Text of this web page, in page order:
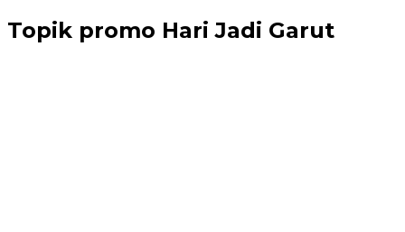
Topik promo Hari Jadi Garut